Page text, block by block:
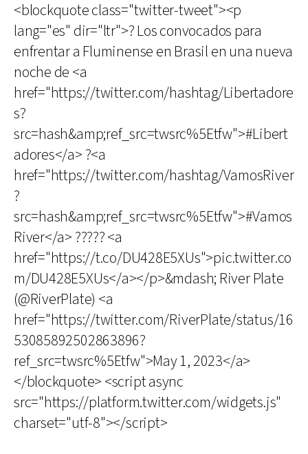
<blockquote class="twitter-tweet"><p
lang="es" dir="ltr">? Los convocados para
enfrentar a Fluminense en Brasil en una nueva
noche de <a
href="https://twitter.com/hashtag/Libertadore
s?
src=hash&amp;ref_src=twsrc%5Etfw">#Libert
adores</a> ?<a
href="https://twitter.com/hashtag/VamosRiver
?
src=hash&amp;ref_src=twsrc%5Etfw">#Vamos
River</a> ????? <a
href="https://t.co/DU428E5XUs">pic.twitter.co
m/DU428E5XUs</a></p>&mdash; River Plate
(@RiverPlate) <a
href="https://twitter.com/RiverPlate/status/16
53085892502863896?
ref_src=twsrc%5Etfw">May 1, 2023</a>
</blockquote> <script async
src="https://platform.twitter.com/widgets.js"
charset="utf-8"></script>